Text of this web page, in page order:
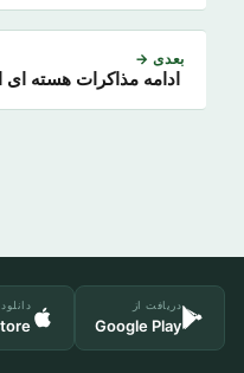
بعدی →
ادامه مذاکرات هسته ای ایران
دریافت از
Google Play
دانلود